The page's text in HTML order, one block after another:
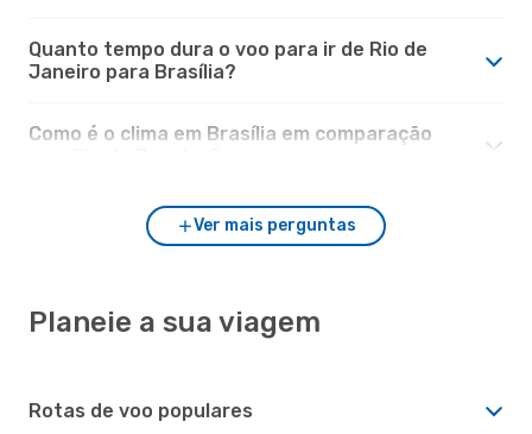
Quanto tempo dura o voo para ir de Rio de
Janeiro para Brasília?
Como é o clima em Brasília em comparação
Ver mais perguntas
Planeie a sua viagem
Rotas de voo populares